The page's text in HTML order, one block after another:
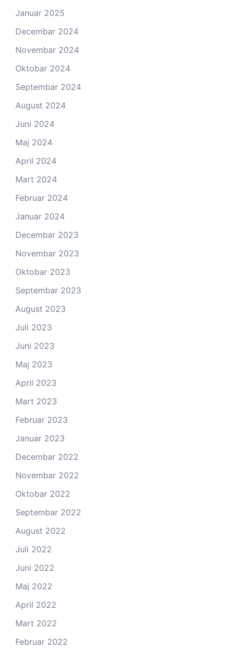
Januar 2025
Decembar 2024
Novembar 2024
Oktobar 2024
Septembar 2024
August 2024
Juni 2024
Maj 2024
April 2024
Mart 2024
Februar 2024
Januar 2024
Decembar 2023
Novembar 2023
Oktobar 2023
Septembar 2023
August 2023
Juli 2023
Juni 2023
Maj 2023
April 2023
Mart 2023
Februar 2023
Januar 2023
Decembar 2022
Novembar 2022
Oktobar 2022
Septembar 2022
August 2022
Juli 2022
Juni 2022
Maj 2022
April 2022
Mart 2022
Februar 2022